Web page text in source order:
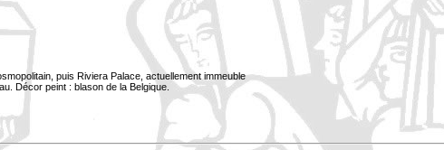
puis Riviera Palace, actuellement immeuble
Décor peint : blason de la Belgique.